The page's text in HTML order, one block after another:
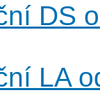
DS
LA